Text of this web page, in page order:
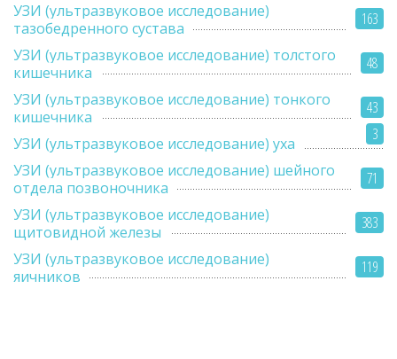
163
УЗИ (ультразвуковое исследование)
тазобедренного сустава
48
УЗИ (ультразвуковое исследование) толстого
кишечника
43
УЗИ (ультразвуковое исследование) тонкого
кишечника
3
УЗИ (ультразвуковое исследование) уха
71
УЗИ (ультразвуковое исследование) шейного
отдела позвоночника
383
УЗИ (ультразвуковое исследование)
щитовидной железы
119
УЗИ (ультразвуковое исследование)
яичников